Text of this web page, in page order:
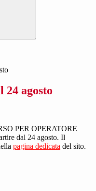
24 agosto
PER OPERATORE
dal 24 agosto. Il
pagina dedicata del sito.